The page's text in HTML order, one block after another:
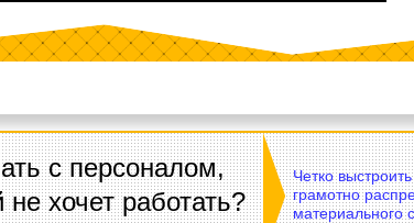
с персоналом,
не хочет работать?
Четко
грамотно
материального